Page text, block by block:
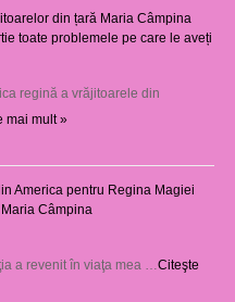
din țară Maria Câmpina
toate problemele pe care le aveți
regină a vrăjitoarele din
mai mult »
America pentru Regina Magiei
Câmpina
a revenit în viaţa mea …Citeşte